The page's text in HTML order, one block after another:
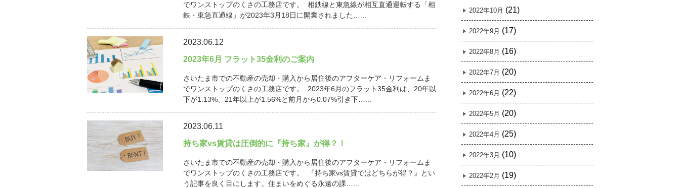
でワンストップのくさの工務店です。 相鉄線と東急線が相互直通運転する「相
鉄・東急直通線」が2023年3月18日に開業されました…...
2023.06.12
2023年6月 フラット35金利のご案内
さいたま市での不動産の売却・購入から居住後のアフターケア・リフォームま
でワンストップのくさの工務店です。 2023年6月のフラット35金利は、20年以
下が1.13%、21年以上が1.56%と前月から0.07%引き下…...
2023.06.11
持ち家vs賃貸は圧倒的に『持ち家』が得？！
さいたま市での不動産の売却・購入から居住後のアフターケア・リフォームま
でワンストップのくさの工務店です。 『持ち家vs賃貸ではどちらが得？』とい
う記事を良く目にします。住まいをめぐる永遠の課…...
2022年10月 (21)
2022年9月 (17)
2022年8月 (16)
2022年7月 (20)
2022年6月 (22)
2022年5月 (20)
2022年4月 (25)
2022年3月 (10)
2022年2月 (19)